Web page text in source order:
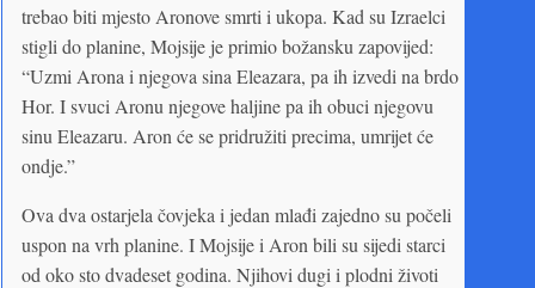
trebao biti mjesto Aronove smrti i ukopa. Kad su Izraelci
stigli do planine, Mojsije je primio božansku zapovijed:
“Uzmi Arona i njegova sina Eleazara, pa ih izvedi na brdo
Hor. I svuci Aronu njegove haljine pa ih obuci njegovu
sinu Eleazaru. Aron će se pridružiti precima, umrijet će
ondje.”
Ova dva ostarjela čovjeka i jedan mlađi zajedno su počeli
uspon na vrh planine. I Mojsije i Aron bili su sijedi starci
od oko sto dvadeset godina. Njihovi dugi i plodni životi